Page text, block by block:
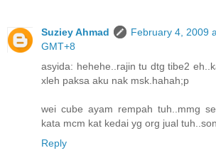
Suziey Ahmad
February 4, 2009
GMT+8
asyida: hehehe..rajin tu dtg tibe2
xleh paksa aku nak msk.hahah;p
wei cube ayam rempah tuh..mmg
kata mcm kat kedai yg org jual
Reply